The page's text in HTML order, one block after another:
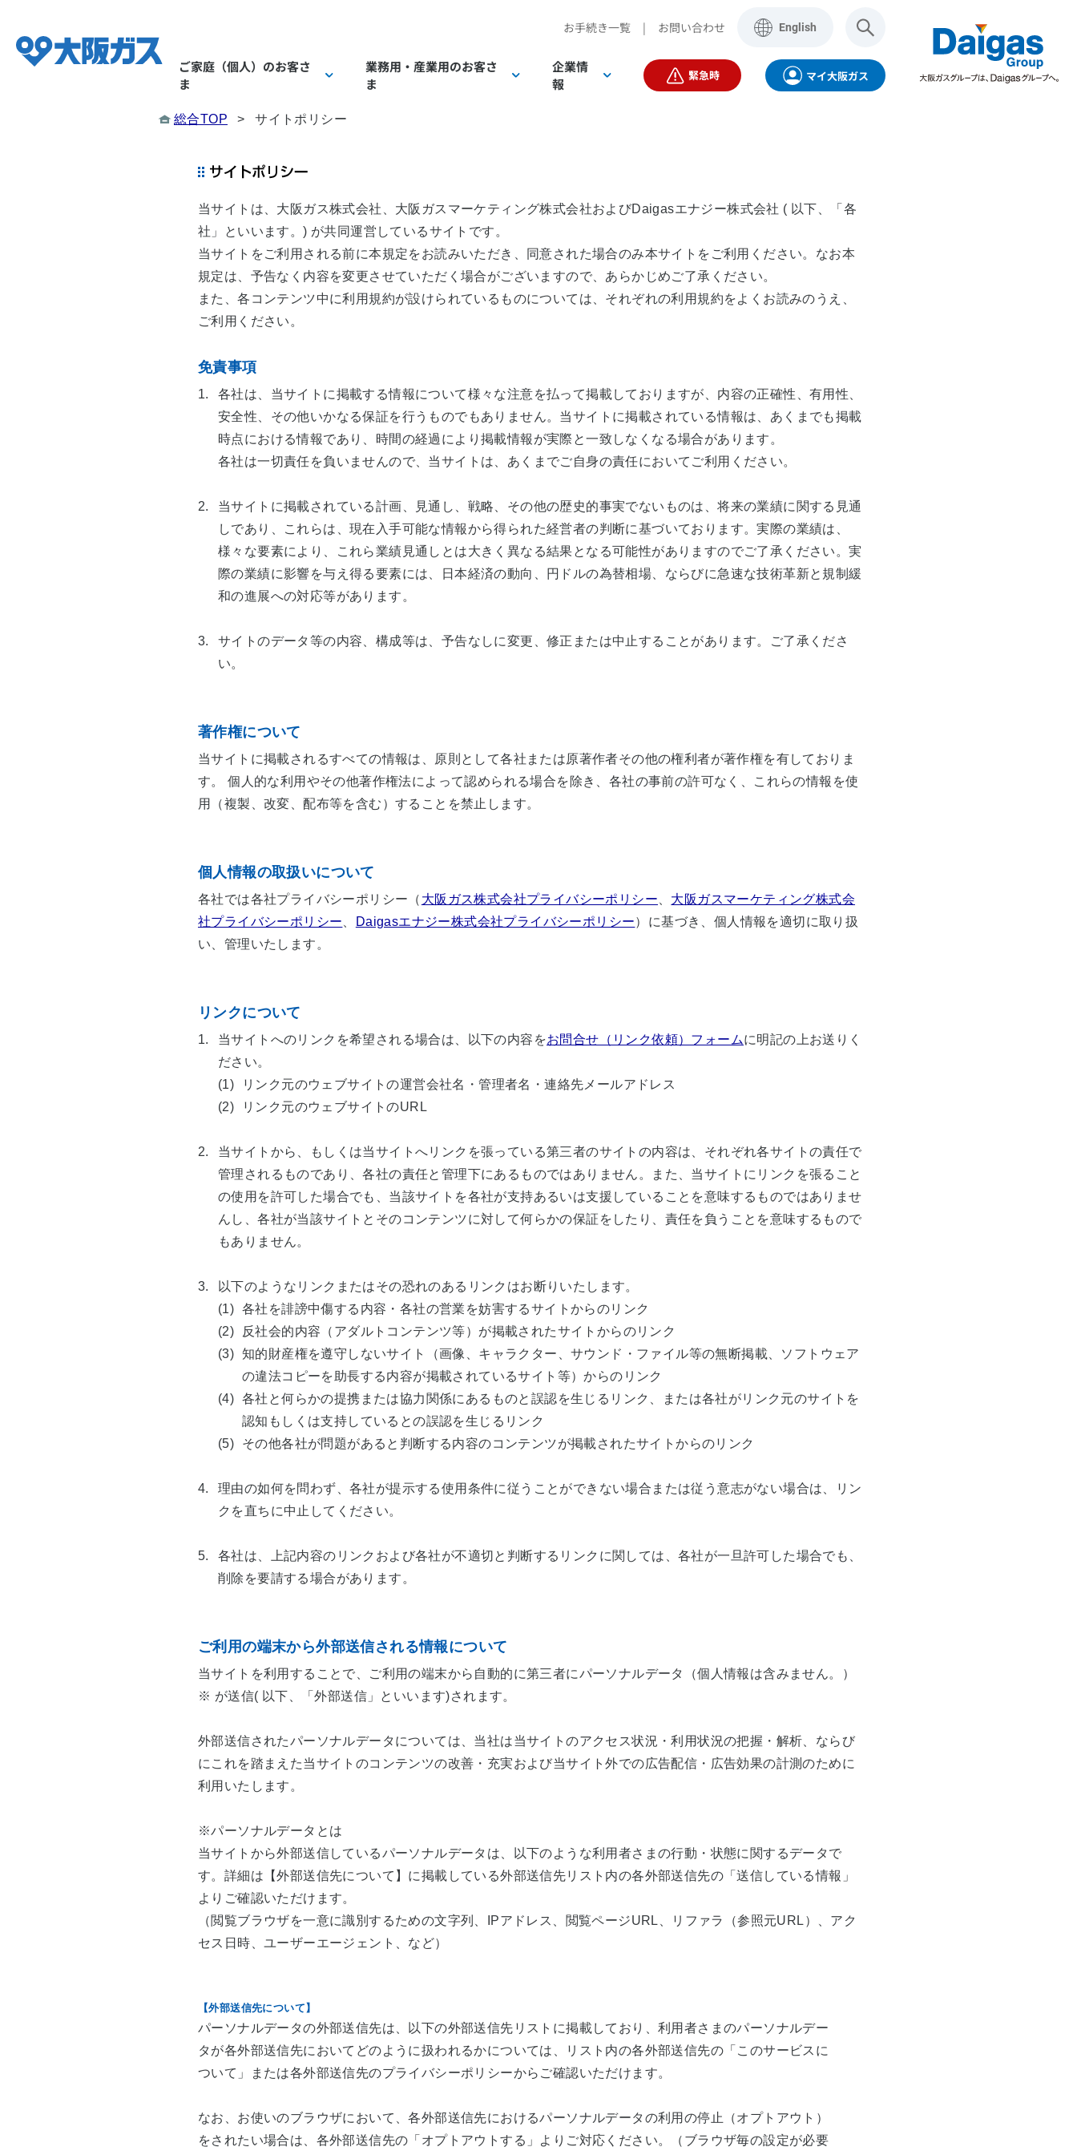
お手続き一覧 | お問い合わせ English
ご家庭（個人） のお客さ
ま
ガス 電気 インターネット
お手続き一覧 よくあるご質問 お近くのガスのお店
ショールーム 住宅関連企業さま向け営業支援サイト
業務用・産業用のお客さ
ま
ガス 電気 製品・サービス
企業情
報
会社概要 IR情報 Daigasグループ
技術開発
社会貢献 採用情報 プレスリリース
株式・株主情報 『e-メタン』プロモーションサイト
緊急時 マイ大阪ガス
総合TOP > サイトポリシー
当サイトは、大阪ガス株式会社、大阪ガスマーケティング株式会社およびDaigasエナジー株式会社 ( 以下、「各
社」といいます。) が共同運営しているサイトです。
当サイトをご利用される前に本規定をお読みいただき、同意された場合のみ本サイトをご利用ください。なお本
規定は、予告なく内容を変更させていただく場合がございますので、あらかじめご了承ください。
また、各コンテンツ中に利用規約が設けられているものについては、それぞれの利用規約をよくお読みのうえ、
ご利用ください。
免責事項
1.
各社は、当サイトに掲載する情報について様々な注意を払って掲載しておりますが、内容の正確性、有用性、
安全性、その他いかなる保証を行うものでもありません。当サイトに掲載されている情報は、あくまでも掲載
時点における情報であり、時間の経過により掲載情報が実際と一致しなくなる場合があります。
各社は一切責任を負いませんので、当サイトは、あくまでご自身の責任においてご利用ください。
2.
当サイトに掲載されている計画、見通し、戦略、その他の歴史的事実でないものは、将来の業績に関する見通
しであり、これらは、現在入手可能な情報から得られた経営者の判断に基づいております。実際の業績は、
様々な要素により、これら業績見通しとは大きく異なる結果となる可能性がありますのでご了承ください。実
際の業績に影響を与え得る要素には、日本経済の動向、円ドルの為替相場、ならびに急速な技術革新と規制緩
和の進展への対応等があります。
3.
サイトのデータ等の内容、構成等は、予告なしに変更、修正または中止することがあります。ご了承くださ
い。
著作権について
当サイトに掲載されるすべての情報は、原則として各社または原著作者その他の権利者が著作権を有しておりま
す。 個人的な利用やその他著作権法によって認められる場合を除き、各社の事前の許可なく、これらの情報を使
用（複製、改変、配布等を含む）することを禁止します。
個人情報の取扱いについて
各社では各社プライバシーポリシー（ 大阪ガス株式会社プライバシーポリシー
大阪ガスマーケティング株式会
社プライバシーポリシー
Daigasエナジー株式会社プライバシーポリシー）に基づき、個人情報を適切に取り扱
い、管理いたします。
リンクについて
1. 当サイトへのリンクを希望される場合は、以下の内容をお問合せ（リンク依頼）フォームに明記の上お送りく
ださい。
(1)
リンク元のウェブサイトの運営会社名・管理者名・連絡先メールアドレス
(2)
リンク元のウェブサイトのURL
2.
当サイトから、もしくは当サイトへリンクを張っている第三者のサイトの内容は、それぞれ各サイトの責任で
管理されるものであり、各社の責任と管理下にあるものではありません。また、当サイトにリンクを張ること
の使用を許可した場合でも、当該サイトを各社が支持あるいは支援していることを意味するものではありませ
んし、各社が当該サイトとそのコンテンツに対して何らかの保証をしたり、責任を負うことを意味するもので
もありません。
3.
以下のようなリンクまたはその恐れのあるリンクはお断りいたします。
(1) 各社を誹謗中傷する内容・各社の営業を妨害するサイトからのリンク
(2)
反社会的内容（アダルトコンテンツ等）が掲載されたサイトからのリンク
(3) 知的財産権を遵守しないサイト（画像、キャラクター、サウンド・ファイル等の無断掲載、ソフトウェア
の違法コピーを助長する内容が掲載されているサイト等）からのリンク
(4) 各社と何らかの提携または協力関係にあるものと誤認を生じるリンク、または各社がリンク元のサイトを
認知もしくは支持しているとの誤認を生じるリンク
(5)
その他各社が問題があると判断する内容のコンテンツが掲載されたサイトからのリンク
4.
理由の如何を問わず、各社が提示する使用条件に従うことができない場合または従う意志がない場合は、リン
クを直ちに中止してください。
5.
各社は、上記内容のリンクおよび各社が不適切と判断するリンクに関しては、各社が一旦許可した場合でも、
削除を要請する場合があります。
ご利用の端末から外部送信される情報について
当サイトを利用することで、ご利用の端末から自動的に第三者にパーソナルデータ（個人情報は含みません。）
※ が送信( 以下、「外部送信」といいます)されます。
外部送信されたパーソナルデータについては、当社は当サイトのアクセス状況・利用状況の把握・解析、ならび
にこれを踏まえた当サイトのコンテンツの改善・充実および当サイト外での広告配信・広告効果の計測のために
利用いたします。
※パーソナルデータとは
当サイトから外部送信しているパーソナルデータは、以下のような利用者さまの行動・状態に関するデータで
す。詳細は【外部送信先について】に掲載している外部送信先リスト内の各外部送信先の「送信している情報」
よりご確認いただけます。
（閲覧ブラウザを一意に識別するための文字列、IPアドレス、閲覧ページURL、リファラ（参照元URL）、アク
セス日時、ユーザーエージェント、など）
【外部送信先について】
パーソナルデータの外部送信先は、以下の外部送信先リストに掲載しており、利用者さまのパーソナルデー
タが各外部送信先においてどのように扱われるかについては、リスト内の各外部送信先の「このサービスに
ついて」または各外部送信先のプライバシーポリシーからご確認いただけます。
なお、お使いのブラウザにおいて、各外部送信先におけるパーソナルデータの利用の停止（オプトアウト）
をされたい場合は、各外部送信先の「オプトアウトする」よりご対応ください。（ブラウザ毎の設定が必要